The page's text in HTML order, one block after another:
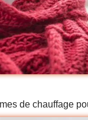
de chauffage